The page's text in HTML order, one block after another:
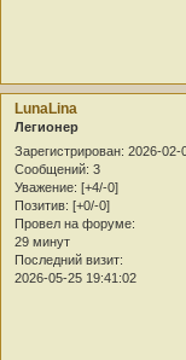
LunaLina
Легионер
Зарегистрирован: 2026-02-
Сообщений: 3
Уважение: [+4/-0]
Позитив: [+0/-0]
Провел на форуме:
29 минут
Последний визит:
2026-05-25 19:41:02